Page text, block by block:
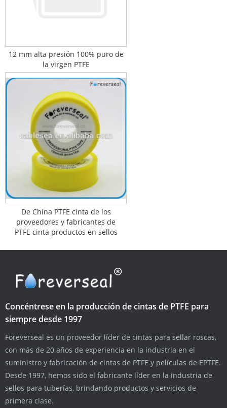
12 mm alta presión 100% puro de
la virgen PTFE
De China PTFE cinta de los
proveedores y fabricantes de
PTFE cinta productos en sellos
Concéntrese en la producción de cintas de PTFE para
siempre desde 1997
Foreverseal es un proveedor líder de cintas para sellar roscas,
con más de 20 años de experiencia en la industria en el
suministro y fabricación de cintas de PTFE y películas de EPTFE.
Desde 1997, hemos sido el fabricante líder en la industria de
sellos para tuberías, brindando productos y servicios de
primera clase.